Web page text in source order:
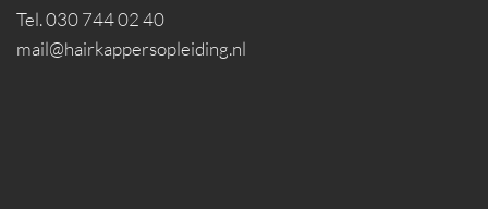
Tel. 030 744 02 40
mail@hairkappersopleiding.nl